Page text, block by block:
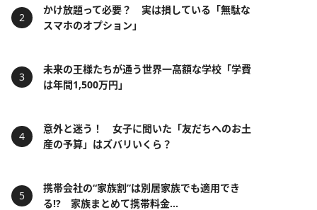
かけ放題って必要？ 実は損している「無駄な
スマホのオプション」
未来の王様たちが通う世界一高額な学校「学費
は年間1,500万円」
意外と迷う！ 女子に聞いた「友だちへのお土
産の予算」はズバリいくら？
携帯会社の“家族割”は別居家族でも適用でき
る!? 家族まとめて携帯料金...